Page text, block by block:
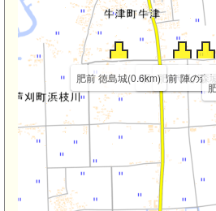
肥前 神代氏芦刈
肥前 陣の森
肥前 徳島城(0.6km)